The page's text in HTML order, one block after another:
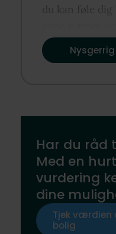
du kan føle
Har du råd
Med en
vurdering
dine
Tjek
bolig